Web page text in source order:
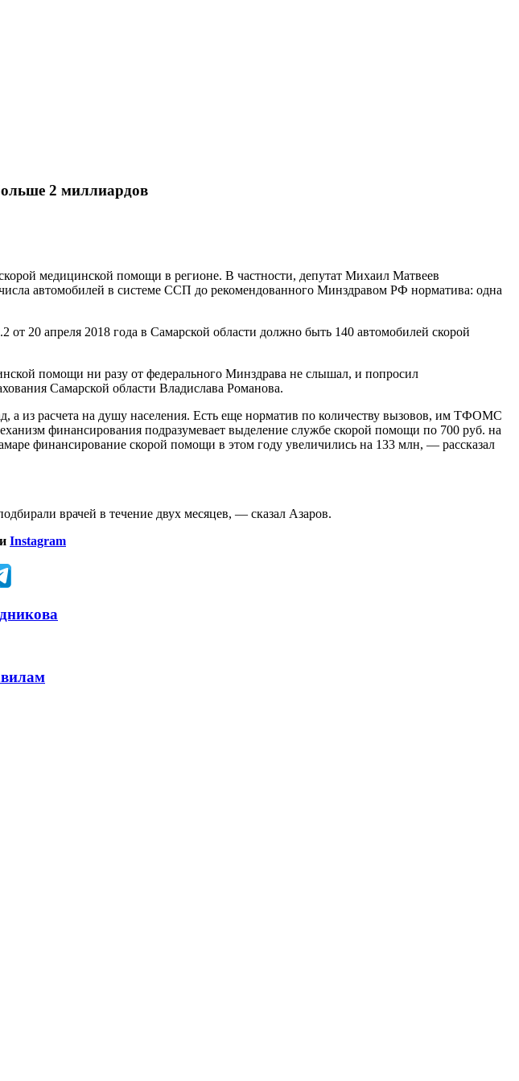
2 миллиардов
медицинской помощи в регионе. В частности, депутат Михаил Матвеев
автомобилей в системе ССП до рекомендованного Минздравом РФ норматива: одна
20 апреля 2018 года в Самарской области должно быть 140 автомобилей скорой
помощи ни разу от федерального Минздрава не слышал, и попросил
Самарской области Владислава Романова.
из расчета на душу населения. Есть еще норматив по количеству вызовов, им ТФОМС
финансирования подразумевает выделение службе скорой помощи по 700 руб. на
финансирование скорой помощи в этом году увеличились на 133 млн, — рассказал
врачей в течение двух месяцев, — сказал Азаров.
и Instagram